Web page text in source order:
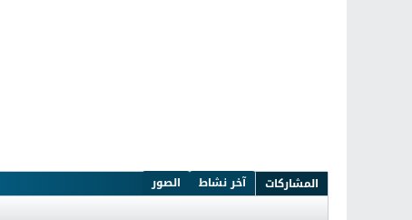
المشاركات آخر نشاط الصور